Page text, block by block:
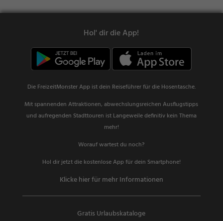
Hol' dir die App!
Die FreizeitMonster App ist dein Reiseführer für die Hosentasche.
Mit spannenden Attraktionen, abwechslungsreichen Ausflugstipps
und aufregenden Stadttouren ist Langeweile definitiv kein Thema
mehr!
Worauf wartest du noch?
Hol dir jetzt die kostenlose App für dein Smartphone!
Klicke hier für mehr Informationen
Gratis Urlaubskataloge